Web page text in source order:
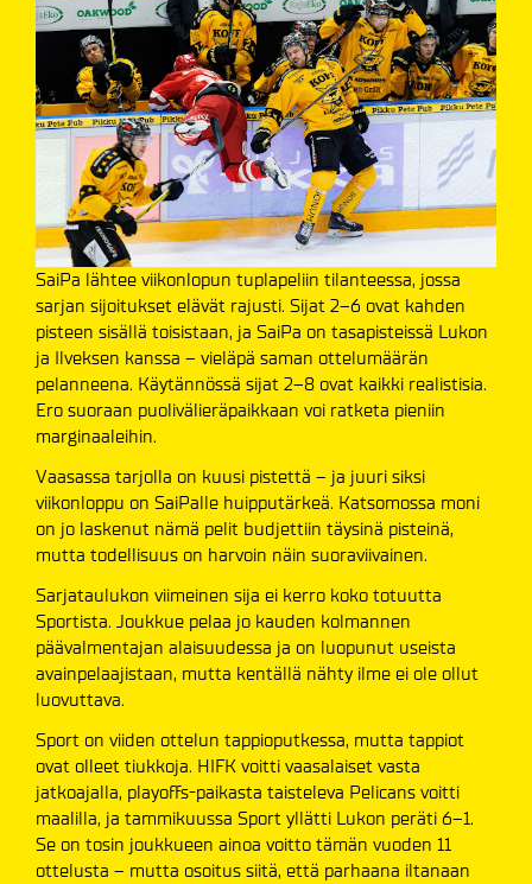
SaiPa lähtee viikonlopun tuplapeliin tilanteessa, jossa
sarjan sijoitukset elävät rajusti. Sijat 2–6 ovat kahden
pisteen sisällä toisistaan, ja SaiPa on tasapisteissä Lukon
ja Ilveksen kanssa – vieläpä saman ottelumäärän
pelanneena. Käytännössä sijat 2–8 ovat kaikki realistisia.
Ero suoraan puolivälieräpaikkaan voi ratketa pieniin
marginaaleihin.
Vaasassa tarjolla on kuusi pistettä – ja juuri siksi
viikonloppu on SaiPalle huipputärkeä. Katsomossa moni
on jo laskenut nämä pelit budjettiin täysinä pisteinä,
mutta todellisuus on harvoin näin suoraviivainen.
Sarjataulukon viimeinen sija ei kerro koko totuutta
Sportista. Joukkue pelaa jo kauden kolmannen
päävalmentajan alaisuudessa ja on luopunut useista
avainpelaajistaan, mutta kentällä nähty ilme ei ole ollut
luovuttava.
Sport on viiden ottelun tappioputkessa, mutta tappiot
ovat olleet tiukkoja. HIFK voitti vaasalaiset vasta
jatkoajalla, playoffs-paikasta taisteleva Pelicans voitti
maalilla, ja tammikuussa Sport yllätti Lukon peräti 6–1.
Se on tosin joukkueen ainoa voitto tämän vuoden 11
ottelusta – mutta osoitus siitä, että parhaana iltanaan